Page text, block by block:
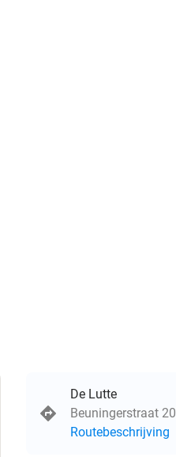
De Lutte
Beuningerstraat 20
Routebeschrijving